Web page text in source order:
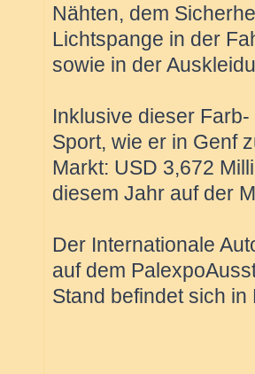
Nähten, dem
Lichtspange in der
sowie in der
Inklusive dieser
Sport, wie er in Genf
Markt: USD 3,672
diesem Jahr auf der
Der Internationale
auf dem
Stand befindet sich in